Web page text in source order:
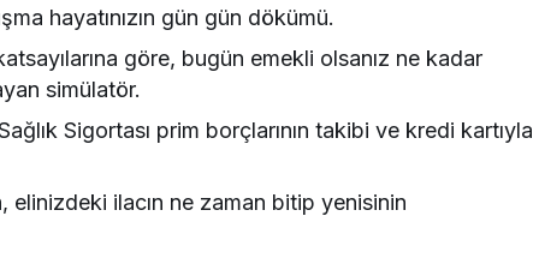
hayatınızın gün gün dökümü.
göre, bugün emekli olsanız ne kadar
simülatör.
Sigortası prim borçlarının takibi ve kredi kartıyla
elinizdeki ilacın ne zaman bitip yenisinin